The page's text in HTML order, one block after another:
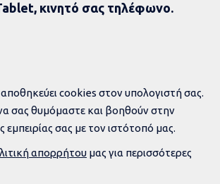
κινητό σας τηλέφωνο.
cookies στον υπολογιστή σας.
σας θυμόμαστε και βοηθούν στην
εμπειρίας σας με τον ιστότοπό μας.
απορρήτου μας για περισσότερες